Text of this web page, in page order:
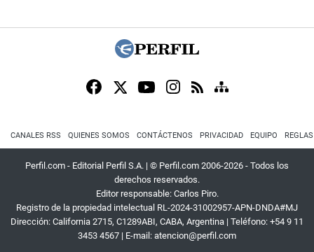
CANALES RSS QUIENES SOMOS CONTÁCTENOS PRIVACIDAD EQUIPO
Perfil.com - Editorial Perfil S.A. | © Perfil.com 2006-2026 - Todos los
derechos reservados.
Editor responsable: Carlos Piro.
Registro de la propiedad intelectual RL-2024-31002957-APN-DNDA#MJ
Dirección: California 2715, C1289ABI, CABA, Argentina | Teléfono: +54 9 11
3453 4567 | E-mail: atencion@perfil.com